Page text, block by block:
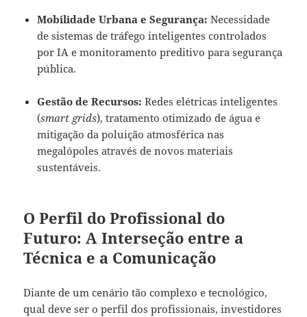
Mobilidade Urbana e Segurança: Necessidade
de sistemas de tráfego inteligentes controlados
por IA e monitoramento preditivo para segurança
pública.
Gestão de Recursos: Redes elétricas inteligentes
(smart grids), tratamento otimizado de água e
mitigação da poluição atmosférica nas
megalópoles através de novos materiais
sustentáveis.
O Perfil do Profissional do
Futuro: A Interseção entre a
Técnica e a Comunicação
Diante de um cenário tão complexo e tecnológico,
qual deve ser o perfil dos profissionais, investidores